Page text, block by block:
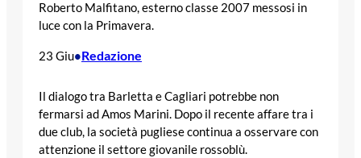
Roberto Malfitano, esterno classe 2007 messosi in
luce con la Primavera.
23 Giu•Redazione
Il dialogo tra Barletta e Cagliari potrebbe non
fermarsi ad Amos Marini. Dopo il recente affare tra i
due club, la società pugliese continua a osservare con
attenzione il settore giovanile rossoblù.